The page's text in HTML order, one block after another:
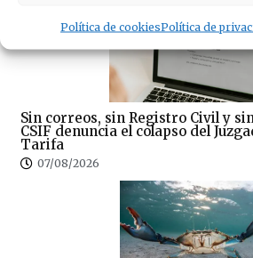
Política de cookiesPolítica de
Sin correos, sin Registro Civil y
CSIF denuncia el colapso del
Tarifa
07/08/2026